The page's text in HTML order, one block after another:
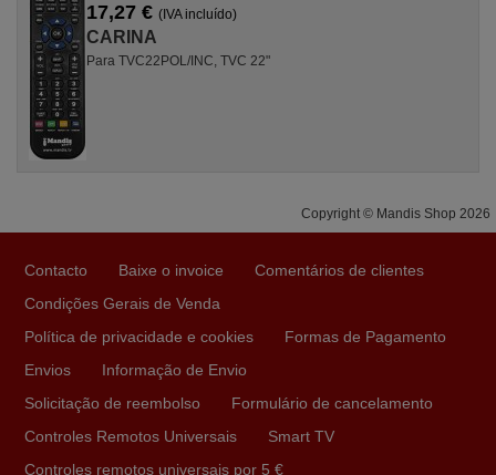
17,27 € (IVA incluído)
CARINA
Para TVC22POL/INC, TVC 22"
Copyright © Mandis Shop 2026
Contacto Baixe o invoice
Comentários de clientes
Condições Gerais de Venda
Política de privacidade e cookies
Formas de Pagamento
Envios
Informação de Envio
Solicitação de reembolso
Formulário de cancelamento
Controles Remotos Universais
Smart TV
Controles remotos universais por 5 €